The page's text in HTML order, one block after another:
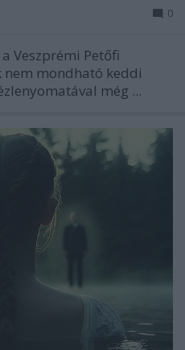
0
Veszprémi Petőfi
nem mondható keddi
még ...